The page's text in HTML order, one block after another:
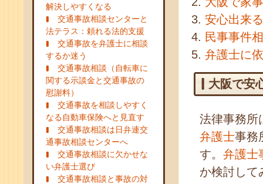
解決しやすくなる
交通事故相談センターと
法テラス：頼れる法的支援
交通事故を弁護士に相談
するか迷う
交通事故相談（自転車に
関する示談金と交通事故の
慰謝料）
交通事故を相談しやすく
なる自動車保険へと見直す
交通事故相談は日弁連交
通事故相談センターへ
交通事故相談に欠かせな
い弁護士選び
交通事故相談と事故の対
安心出来
民事事件
弁護士に
大阪で安
法律事務所
弁護士事務
す。 弁護士
か検討して